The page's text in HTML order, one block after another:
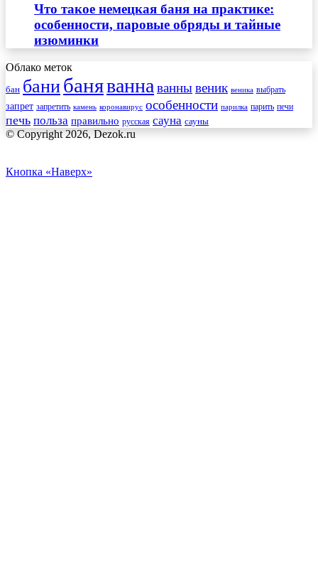
Что такое немецкая баня на практике:
особенности, паровые обряды и тайные
изюминки
Облако меток
бан банибаняваннаваннывеник веника выбрать
запрет запретить камень коронавирус особенности парилка парить печи
печь польза правильно русская сауна сауны
© Copyright 2026, Dezok.ru
Кнопка «Наверх»